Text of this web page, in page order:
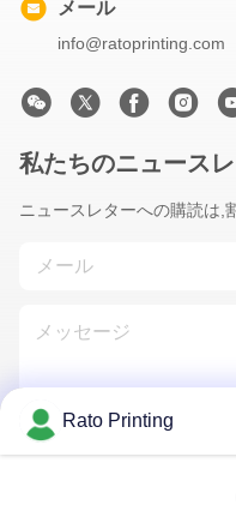
メール
info@ratoprinting.com
私たちのニュース
ニュースレターへの購読は,
Rato Printing